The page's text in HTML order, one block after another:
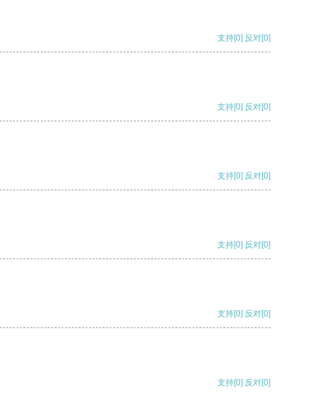
支持[0] 反对[0]
支持[0] 反对[0]
支持[0] 反对[0]
支持[0] 反对[0]
支持[0] 反对[0]
支持[0] 反对[0]